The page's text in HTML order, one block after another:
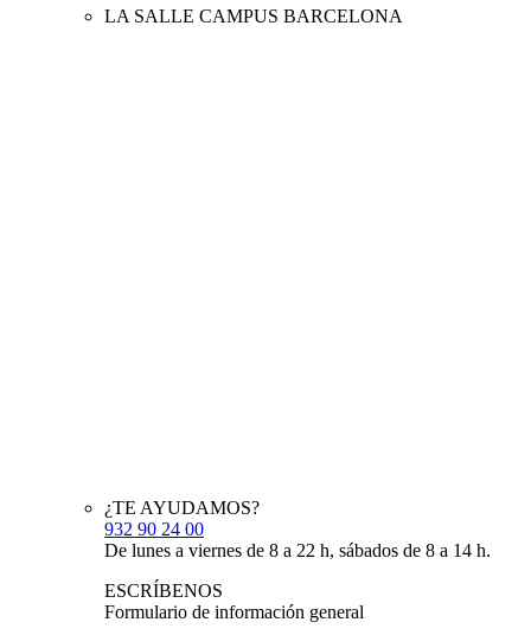
LA SALLE CAMPUS BARCELONA
¿TE AYUDAMOS?
932 90 24 00
De lunes a viernes de 8 a 22 h, sábados de 8 a 14 h.
ESCRÍBENOS
Formulario de información general